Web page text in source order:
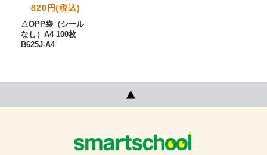
820円(税込)
△OPP袋（シール
なし）A4 100枚
B625J-A4